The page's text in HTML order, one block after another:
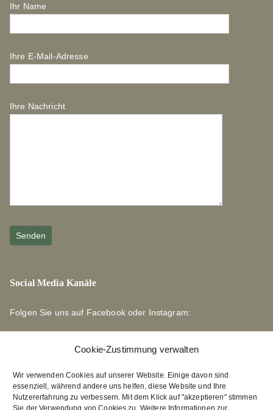
Cookie-Zustimmung verwalten
Wir verwenden Cookies auf unserer Website. Einige davon sind
essenziell, während andere uns helfen, diese Website und Ihre
Nutzererfahrung zu verbessern. Mit dem Klick auf "akzeptieren" stimmen
Sie der Verwendung von Cookies zu. Weitere Informationen zur
Ihr Name
Ihre E-Mail-Adresse
Ihre Nachricht
Social Media Kanäle
Folgen Sie uns auf Facebook oder Instagram:
Links zu unseren Partnerverlagen